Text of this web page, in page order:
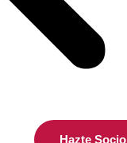
Hazte Socio